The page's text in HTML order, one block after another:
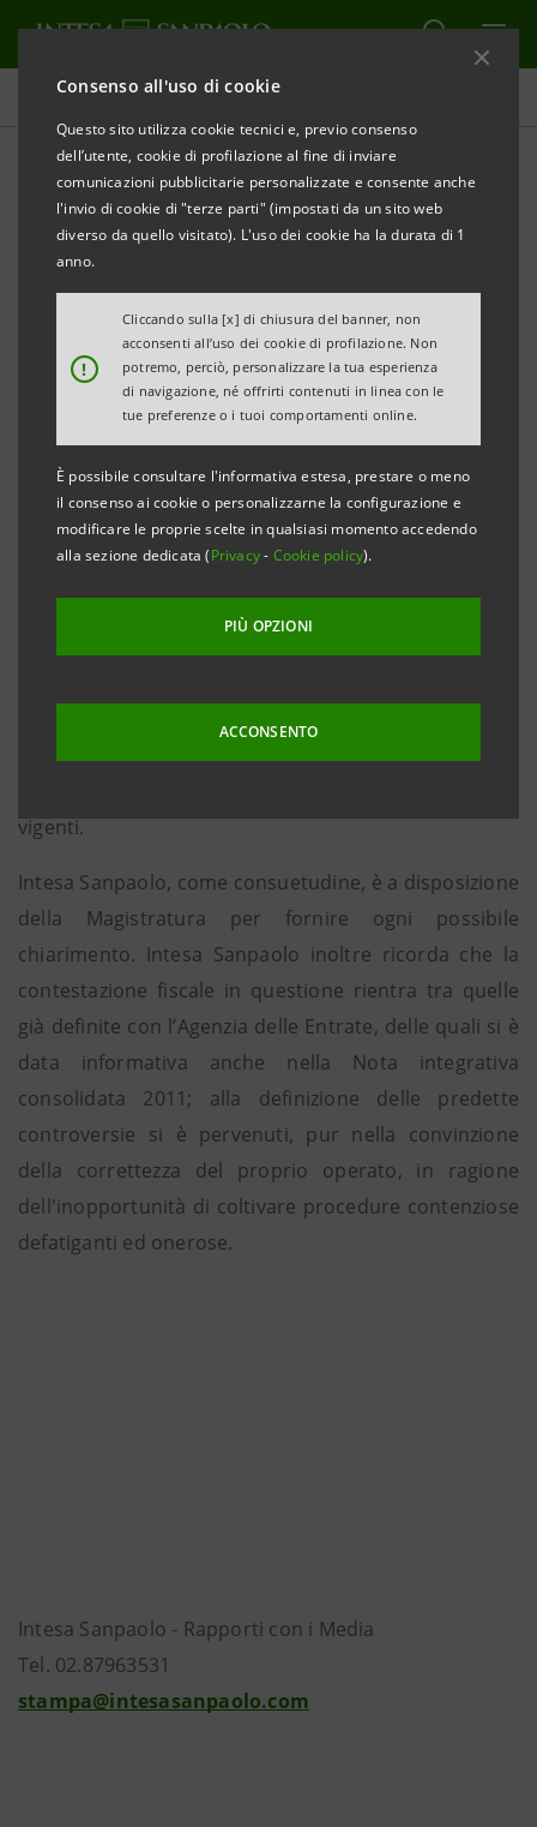
Consenso all'uso di cookie
Questo sito utilizza cookie tecnici e, previo consenso
dell’utente, cookie di profilazione al fine di inviare
comunicazioni pubblicitarie personalizzate e consente anche
l'invio di cookie di "terze parti" (impostati da un sito web
diverso da quello visitato). L'uso dei cookie ha la durata di 1
anno.
!
Cliccando sulla [x] di chiusura del banner, non
acconsenti all’uso dei cookie di profilazione. Non
potremo, perciò, personalizzare la tua esperienza
di navigazione, né offrirti contenuti in linea con le
tue preferenze o i tuoi comportamenti online.
È possibile consultare l'informativa estesa, prestare o meno
il consenso ai cookie o personalizzarne la configurazione e
modificare le proprie scelte in qualsiasi momento accedendo
alla sezione dedicata (Privacy- Cookie policy).
PIÙ OPZIONI
ACCONSENTO
Comunicati stampa
STAMPA AGGIORNA
COMUNICATO STAMPA
Milano, 3 luglio 2012 - Intesa Sanpaolo, in relazione
della Procura della Repubblica di Biella su presunte
2006 ritenute dai competenti uffici dell’Istituto
vigenti.
Intesa Sanpaolo, come consuetudine, è a disposizione
della Magistratura per fornire ogni possibile
chiarimento. Intesa Sanpaolo inoltre ricorda che la
contestazione fiscale in questione rientra tra quelle
già definite con l’Agenzia delle Entrate, delle quali si è
data informativa anche nella Nota integrativa
consolidata 2011; alla definizione delle predette
controversie si è pervenuti, pur nella convinzione
della correttezza del proprio operato, in ragione
dell'inopportunità di coltivare procedure contenziose
defatiganti ed onerose.
Intesa Sanpaolo - Rapporti con i Media
Tel. 02.87963531
stampa@intesasanpaolo.com